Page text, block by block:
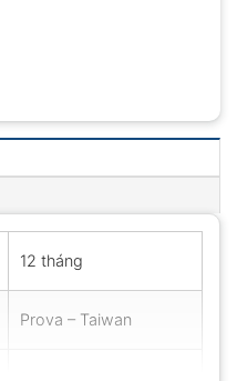
12 tháng
Prova – Taiwan